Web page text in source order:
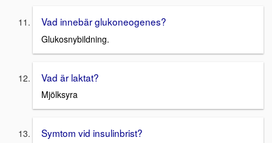
Vad innebär glukoneogenes?
Glukosnybildning.
Vad är laktat?
Mjölksyra
Symtom vid insulinbrist?